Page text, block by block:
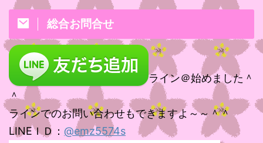
総合お問合せ
ライン＠始めました＾
＾
ラインでのお問い合わせもできますよ～～＾＾
LINEＩＤ： @emz5574s